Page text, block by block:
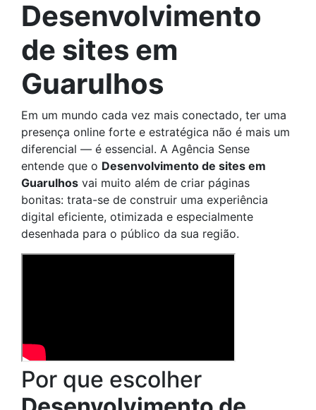
Desenvolvimento
de sites em
Guarulhos
Em um mundo cada vez mais conectado, ter uma
presença online forte e estratégica não é mais um
diferencial — é essencial. A Agência Sense
entende que o Desenvolvimento de sites em
Guarulhos vai muito além de criar páginas
bonitas: trata-se de construir uma experiência
digital eficiente, otimizada e especialmente
desenhada para o público da sua região.
Por que escolher